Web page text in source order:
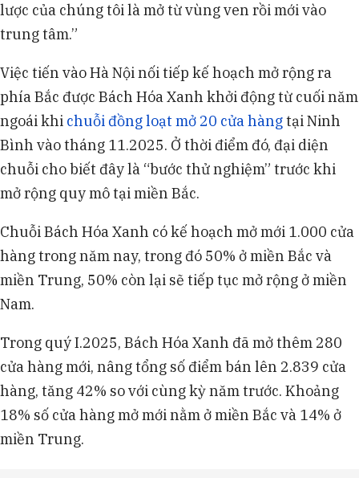
lược của chúng tôi là mở từ vùng ven rồi mới vào
trung tâm.”
Việc tiến vào Hà Nội nối tiếp kế hoạch mở rộng ra
phía Bắc được Bách Hóa Xanh khởi động từ cuối năm
ngoái khi chuỗi đồng loạt mở 20 cửa hàngtại Ninh
Bình vào tháng 11.2025. Ở thời điểm đó, đại diện
chuỗi cho biết đây là “bước thử nghiệm” trước khi
mở rộng quy mô tại miền Bắc.
Chuỗi Bách Hóa Xanh có kế hoạch mở mới 1.000 cửa
hàng trong năm nay, trong đó 50% ở miền Bắc và
miền Trung, 50% còn lại sẽ tiếp tục mở rộng ở miền
Nam.
Trong quý I.2025, Bách Hóa Xanh đã mở thêm 280
cửa hàng mới, nâng tổng số điểm bán lên 2.839 cửa
hàng, tăng 42% so với cùng kỳ năm trước. Khoảng
18% số cửa hàng mở mới nằm ở miền Bắc và 14% ở
miền Trung.